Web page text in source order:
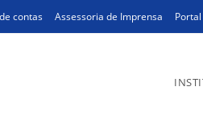
contas Assessoria de Imprensa Portal